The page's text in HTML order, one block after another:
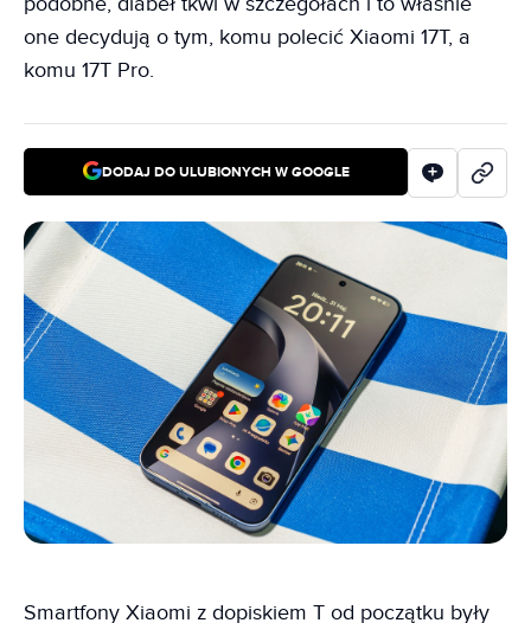
one decydują o tym, komu polecić Xiaomi 17T, a
komu 17T Pro.
DODAJ DO ULUBIONYCH W GOOGLE
Smartfony Xiaomi z dopiskiem T od początku były